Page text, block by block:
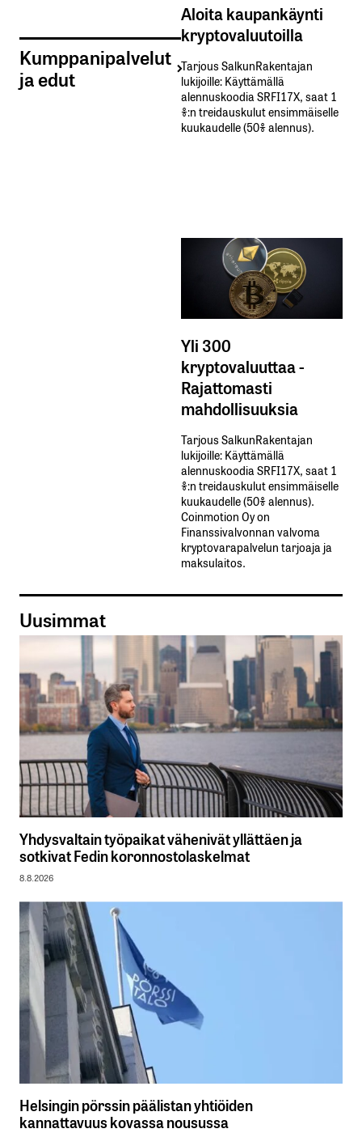
Kumppanipalvelut
ja edut
Aloita kaupankäynti
kryptovaluutoilla
Tarjous SalkunRakentajan
lukijoille: Käyttämällä​ ​
alennuskoodia​ ​SRFI17X,​ ​saat​ ​1
%:n treidauskulut​ ​ensimmäiselle​ ​
kuukaudelle​ ​(50%​ ​alennus).
Yli 300
kryptovaluuttaa -
Rajattomasti
mahdollisuuksia
Tarjous SalkunRakentajan
lukijoille: Käyttämällä​ ​
alennuskoodia​ ​SRFI17X,​ ​saat​ ​1
%:n treidauskulut​ ​ensimmäiselle​ ​
kuukaudelle​ ​(50%​ ​alennus).
Coinmotion Oy on
Finanssivalvonnan valvoma
kryptovarapalvelun tarjoaja ja
maksulaitos.
Uusimmat
Yhdysvaltain työpaikat vähenivät yllättäen ja
sotkivat Fedin koronnostolaskelmat
8.8.2026
Helsingin pörssin päälistan yhtiöiden
kannattavuus kovassa nousussa